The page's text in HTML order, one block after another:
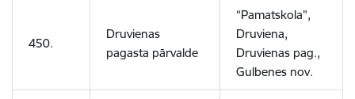
450.
Druvienas
pagasta pārvalde
“Pamatskola”,
Druviena,
Druvienas pag.,
Gulbenes nov.